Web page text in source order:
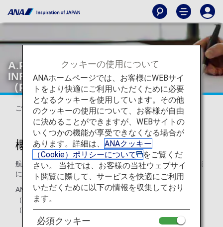
A.P.I.（ADVANCE PASSENGER
INFORMATION）／P.N.R.
（PASSENGER NAME RECORD）
ご出発前にご確認ください。
概要
航空会社は各国政府の指示により入国管理、税関等政府当局
にお客様の情報を提出することが義務付けられています。
ANAでは、以下の対象便にご搭乗のお客様の情報A.P.I.
（ADVANCE PASSENGER INFORMATION）およびP.N.R.
（PASSENGER NAME RECORD）の送信を行っています。
クッキーの使用について
ANAホームページでは、お客様にWEBサイ
トをより快適にご利用いただくために必要
となるクッキーを使用しています。その他
のクッキーの使用について、お客様が自由
に決めることができますが、WEBサイトの
いくつかの機能が享受できなくなる場合が
あります。詳細は、 ANAクッキー
（Cookie）ポリシーについて
をご覧くだ
さい。 当社では、お客様の当社ウェブサイ
ト閲覧に際して、サービスを快適にご利用
いただくために以下の情報を収集しており
ます。
必須クッキー